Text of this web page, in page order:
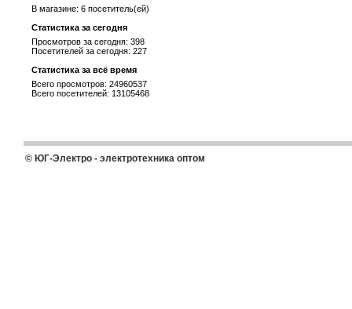
В магазине: 6 посетитель(ей)
Статистика за сегодня
Просмотров за сегодня: 398
Посетителей за сегодня: 227
Статистика за всё время
Всего просмотров: 24960537
Всего посетителей: 13105468
© ЮГ-Электро - электротехника оптом